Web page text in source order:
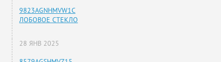
9823AGNHMVW1C
ЛОБОВОЕ СТЕКЛО
28 ЯНВ 2025